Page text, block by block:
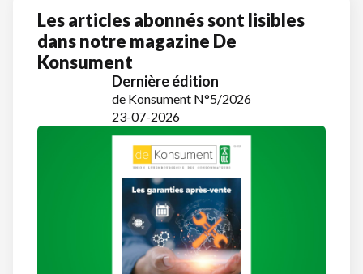
Les articles abonnés sont lisibles
dans notre magazine De
Konsument
Dernière édition
de Konsument N°5/2026
23-07-2026